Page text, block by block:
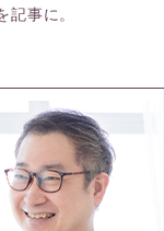
記事に。